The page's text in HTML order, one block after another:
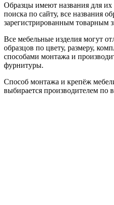
Образцы имеют названия для их
поиска по сайту, все названия
зарегистрированным товарным
Все мебельные изделия могут
образцов по цвету, размеру,
способами монтажа и
фурнитуры.
Способ монтажа и крепёж
выбирается производителем по